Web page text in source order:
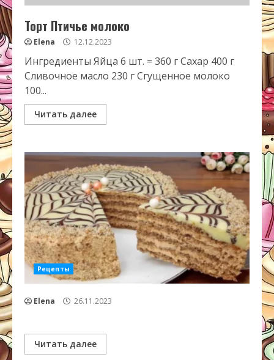
Торт Птичье молоко
Elena 12.12.2023
Ингредиенты Яйца 6 шт. = 360 г Сахар 400 г
Сливочное масло 230 г Сгущенное молоко
100...
Читать далее
Рецепты
Elena 26.11.2023
Читать далее